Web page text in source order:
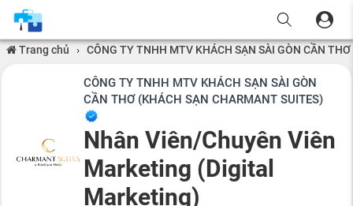
Trang chủ › CÔNG TY TNHH MTV KHÁCH SẠN SÀI GÒN CẦN
CÔNG TY TNHH MTV KHÁCH SẠN SÀI GÒN
CẦN THƠ (KHÁCH SẠN CHARMANT SUITES)
Nhân Viên/Chuyên Viên
Marketing (Digital
Marketing)